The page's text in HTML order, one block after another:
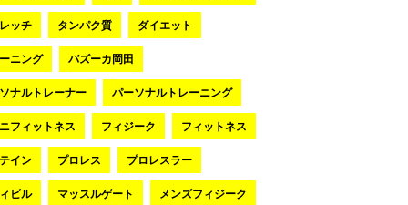
ッチ タンパク質 ダイエット
ニング バズーカ岡田
ナルトレーナー パーソナルトレーニング
フィットネス フィジーク フィットネス
イン プロレス プロレスラー
ビル マッスルゲート メンズフィジーク